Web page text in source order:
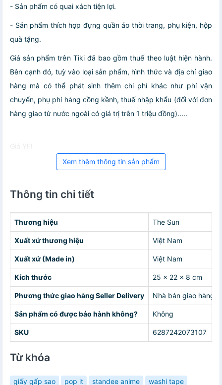
- Sản phẩm có quai xách tiện lợi.
- Sản phẩm thích hợp đựng quần áo thời trang, phụ kiện, hộp
quà tặng.
Giá sản phẩm trên Tiki đã bao gồm thuế theo luật hiện hành.
Bên cạnh đó, tuỳ vào loại sản phẩm, hình thức và địa chỉ giao
hàng mà có thể phát sinh thêm chi phí khác như phí vận
chuyển, phụ phí hàng cồng kềnh, thuế nhập khẩu (đối với đơn
hàng giao từ nước ngoài có giá trị trên 1 triệu đồng).....
Giá YFI
Xem thêm thông tin sản phẩm
Thông tin chi tiết
Thương hiệu The Sun
Xuất xứ thương hiệu Việt Nam
Xuất xứ (Made in) Việt Nam
Kích thước 25 x 22 x 8 cm
Phương thức giao hàng Seller Delivery Nhà bán giao hàng
Sản phẩm có được bảo hành không? Không
SKU 6287242073107
Từ khóa
giấy gấp sao pop it standee anime
washi tape